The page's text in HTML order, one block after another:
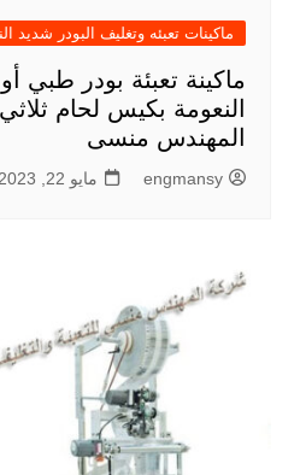
ماكينات تعبئه وتغليف البودر شديد
ماكينة تعبئة بودر طبي
المهندس منسى
engmansy مايو 22, 2023